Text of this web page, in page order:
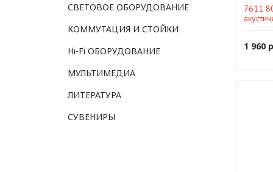
СВЕТОВОЕ ОБОРУДОВАНИЕ
КОММУТАЦИЯ И СТОЙКИ
Hi-Fi ОБОРУДОВАНИЕ
МУЛЬТИМЕДИА
ЛИТЕРАТУРА
СУВЕНИРЫ
7611
1 960